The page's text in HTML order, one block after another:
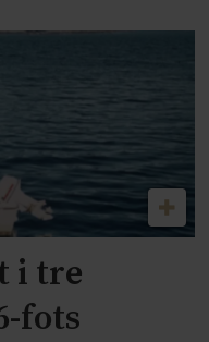
i tre
fots